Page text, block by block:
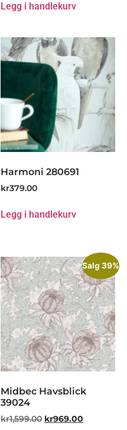
Legg i handlekurv
Harmoni 280691
kr379.00
Legg i handlekurv
Salg 39%
Midbec Havsblick
39024
kr1,599.00 kr969.00